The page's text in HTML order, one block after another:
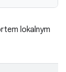
lokalnym